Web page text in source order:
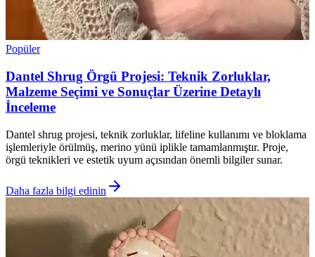
Popüler
Dantel Shrug Örgü Projesi: Teknik Zorluklar,
Malzeme Seçimi ve Sonuçlar Üzerine Detaylı
İnceleme
Dantel shrug projesi, teknik zorluklar, lifeline kullanımı ve bloklama
işlemleriyle örülmüş, merino yünü iplikle tamamlanmıştır. Proje,
örgü teknikleri ve estetik uyum açısından önemli bilgiler sunar.
Daha fazla bilgi edinin